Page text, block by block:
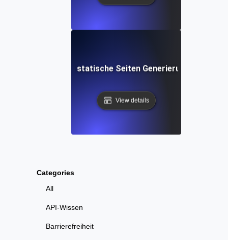
Categories
All
API-Wissen
Barrierefreiheit
Was ist die statische Seiten Generierung (SSG)?
View details